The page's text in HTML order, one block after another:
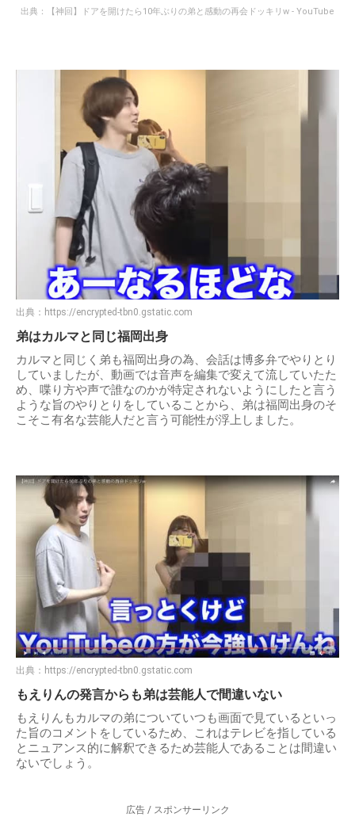
出典： 【神回】ドアを開けたら10年ぶりの弟と感動の再会ドッキリw - YouTube
出典： https://encrypted-tbn0.gstatic.com
弟はカルマと同じ福岡出身
カルマと同じく弟も福岡出身の為、会話は博多弁でやりとり
していましたが、動画では音声を編集で変えて流していたた
め、喋り方や声で誰なのかが特定されないようにしたと言う
ような旨のやりとりをしていることから、弟は福岡出身のそ
こそこ有名な芸能人だと言う可能性が浮上しました。
出典： https://encrypted-tbn0.gstatic.com
もえりんの発言からも弟は芸能人で間違いない
もえりんもカルマの弟についていつも画面で見ているといっ
た旨のコメントをしているため、これはテレビを指している
とニュアンス的に解釈できるため芸能人であることは間違い
ないでしょう。
広告 / スポンサーリンク